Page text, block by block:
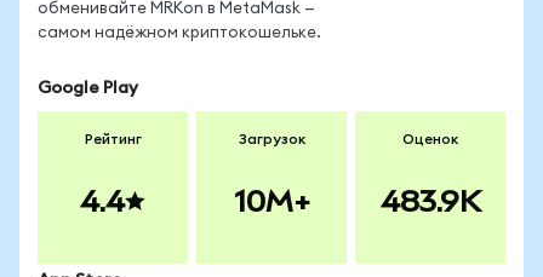
обменивайте MRKon в MetaMask —
самом надёжном криптокошельке.
Google Play
Рейтинг
4.4
Загрузок
10M+
Оценок
483.9K